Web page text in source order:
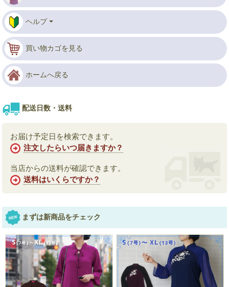
ヘルプ
買い物カゴを見る
ホームへ戻る
配送日数・送料
お届け予定日を検索できます。
注文したらいつ届きますか？
当店からの送料が確認できます。
送料はいくらですか？
まずは新商品をチェック